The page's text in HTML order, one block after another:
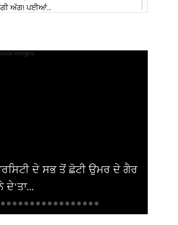
ਅੱਗ! ਪਈਆਂ...
ਏਅਰਾਲਾਈਨ ਤੋਂ ਹਟਾਈ